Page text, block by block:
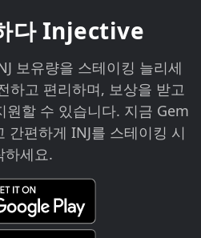
다 Injective
보유량을 스테이킹 늘리세
하고 편리하며, 보상을 받고
할 수 있습니다. 지금 Gem
편하게 INJ를 스테이킹 시
하세요.